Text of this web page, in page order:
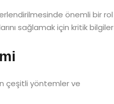
önemli bir rol
sağlamak için kritik bilgiler
çeşitli yöntemler ve